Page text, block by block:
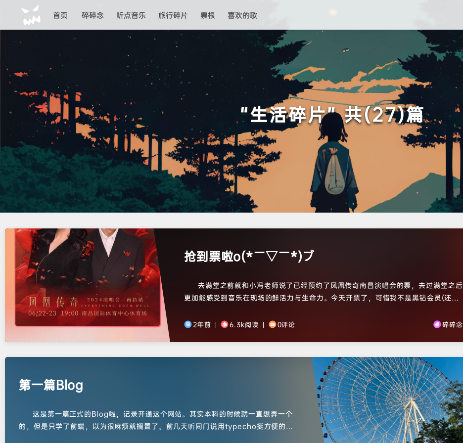
首页 碎碎念 听点音乐 旅行碎片 票根 喜欢的歌
“生活碎片” 共(27)篇
抢到票啦o(*￣▽￣*)ブ
去满堂之前就和小冯老师说了已经预约了凤凰传奇南昌演唱会的票，去过满堂之后
更加能感受到音乐在现场的鲜活力与生命力。今天开票了，可惜我不是黑钻会员(还差
票，确实是跟网速很有关系，感觉确实是5G＞Wifi＞4G。啦啦啦，又要和小冯老师
2年前 丨 6.3k阅读 丨 0评论 碎碎念
第一篇Blog
这是第一篇正式的Blog啦，记录开通这个网站。其实本科的时候就一直想弄一个
的，但是只学了前端，以为很麻烦就搁置了。前几天听同门说用typecho挺方便的，